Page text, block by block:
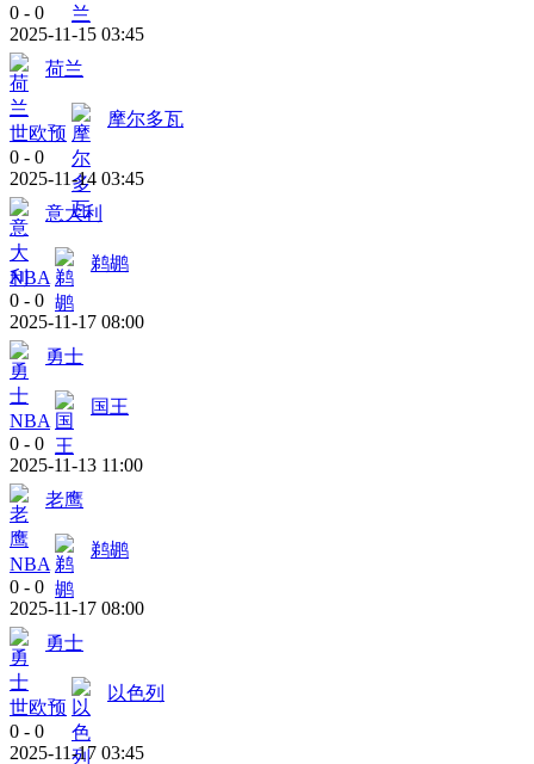
0 - 0
2025-11-15 03:45
荷兰
世欧预
摩尔多瓦
0 - 0
2025-11-14 03:45
意大利
NBA
鹈鹕
0 - 0
2025-11-17 08:00
勇士
NBA
国王
0 - 0
2025-11-13 11:00
老鹰
NBA
鹈鹕
0 - 0
2025-11-17 08:00
勇士
世欧预
以色列
0 - 0
2025-11-17 03:45